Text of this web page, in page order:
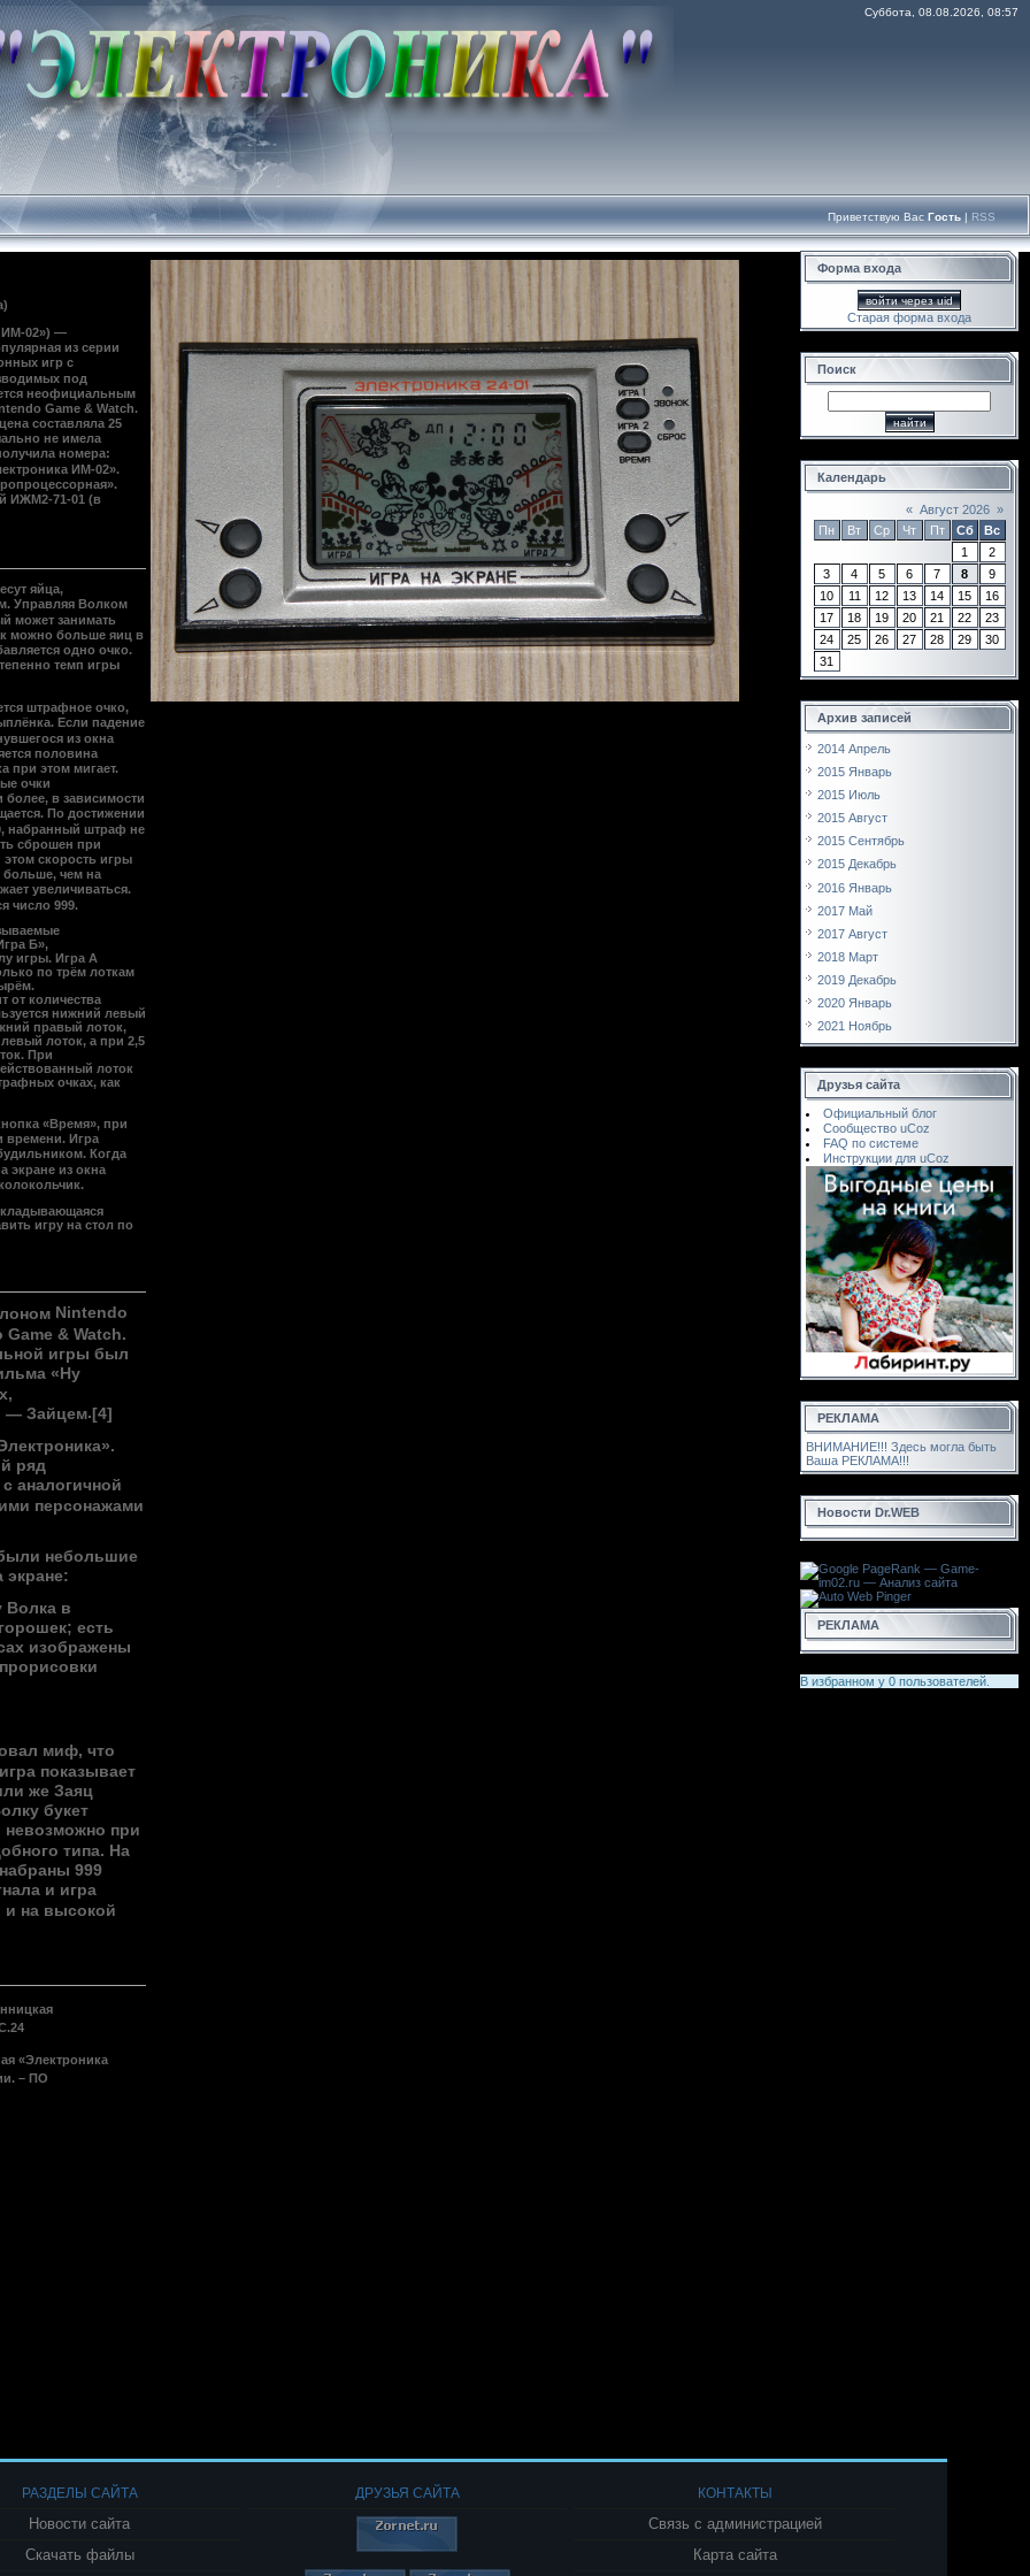
Суббота, 08.08.2026, 08:57
Приветствую Вас Гость | RSS
ИМ-02») —
из серии
игр с
под
неофициальным
Game & Watch.
составляла 25
не имела
номера:
ИМ-02».
ИЖМ2-71-01 (в
яйца,
Управляя Волком
может занимать
можно больше яиц в
одно очко.
темп игры
штрафное очко,
Если падение
из окна
половина
при этом мигает.
очки
более, в зависимости
По достижении
набранный штраф не
сброшен при
скорость игры
больше, чем на
увеличиваться.
число 999.
Б»,
игры. Игра А
по трём лоткам
от количества
нижний левый
правый лоток,
лоток, а при 2,5
При
лоток
очках, как
«Время», при
времени. Игра
. Когда
экране из окна
игру на стол по
Nintendo
Game & Watch.
игры был
«Ну
—Зайцем.[4]
ряд
аналогичной
персонажами
небольшие
экране:
Волка в
есть
изображены
миф, что
показывает
же Заяц
букет
невозможно при
типа. На
999
и игра
и на высокой
«Электроника
– ПО
Форма входа
войти через uid
Старая форма входа
Поиск
Календарь
« Август 2026 »
Пн
Вт Ср Чт Пт Сб
Вс
1
2
3
4 5 6 7 8
9
10
11 12 13 14 15
16
17
18 19 20 21 22
23
24
25 26 27 28 29
30
31
Архив записей
2014 Апрель
2015 Январь
2015 Июль
2015 Август
2015 Сентябрь
2015 Декабрь
2016 Январь
2017 Май
2017 Август
2018 Март
2019 Декабрь
2020 Январь
2021 Ноябрь
Друзья сайта
Официальный блог
Сообщество uCoz
FAQ по системе
Инструкции для uCoz
РЕКЛАМА
ВНИМАНИЕ!!! Здесь могла быть
Ваша РЕКЛАМА!!!
Новости Dr.WEB
РЕКЛАМА
В избранном у 0 пользователей.
РАЗДЕЛЫ САЙТА ДРУЗЬЯ САЙТА
КОНТАКТЫ
Новости сайта
Скачать файлы
Связь с администрацией
Карта сайта